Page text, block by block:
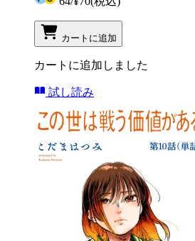
カートに追加
カートに追加しました
試し読み